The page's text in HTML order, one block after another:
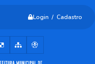
Login / Cadastro